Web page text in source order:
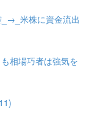
米株に資金流出
相場巧者は強気を